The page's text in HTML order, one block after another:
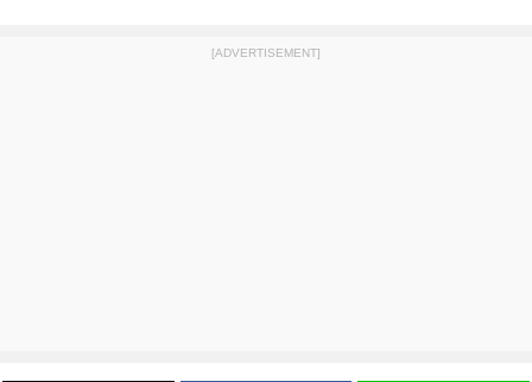
[ADVERTISEMENT]